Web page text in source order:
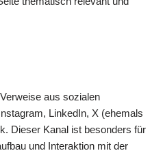
aus sozialen
LinkedIn, X (ehemals
Dieser Kanal ist besonders für
und Interaktion mit der